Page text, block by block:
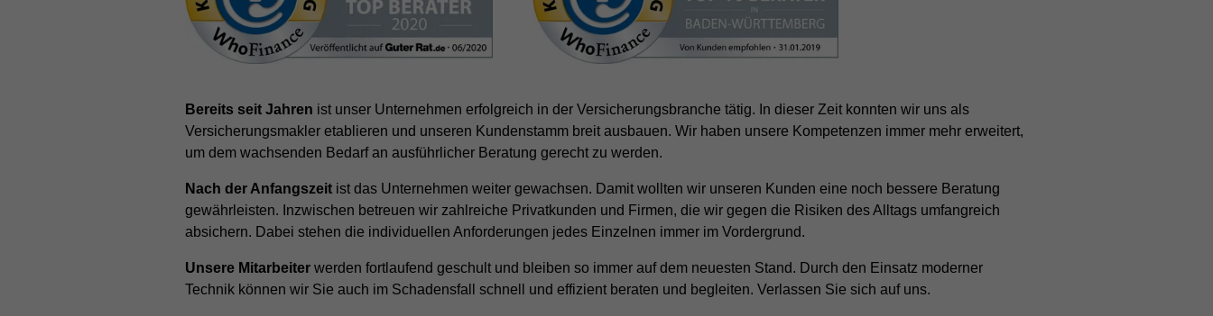
Bereits seit Jahren ist unser Unternehmen erfolgreich in der Versicherungsbranche tätig. In dieser Zeit konnten wir uns als
Versicherungsmakler etablieren und unseren Kundenstamm breit ausbauen. Wir haben unsere Kompetenzen immer mehr erweitert,
um dem wachsenden Bedarf an ausführlicher Beratung gerecht zu werden.
Nach der Anfangszeit ist das Unternehmen weiter gewachsen. Damit wollten wir unseren Kunden eine noch bessere Beratung
gewährleisten. Inzwischen betreuen wir zahlreiche Privatkunden und Firmen, die wir gegen die Risiken des Alltags umfangreich
absichern. Dabei stehen die individuellen Anforderungen jedes Einzelnen immer im Vordergrund.
Unsere Mitarbeiter werden fortlaufend geschult und bleiben so immer auf dem neuesten Stand. Durch den Einsatz moderner
Technik können wir Sie auch im Schadensfall schnell und effizient beraten und begleiten. Verlassen Sie sich auf uns.